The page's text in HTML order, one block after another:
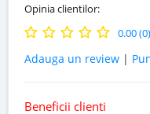
Opinia clientilor:
0.00 (0)
Adauga un review |
Beneficii clienti